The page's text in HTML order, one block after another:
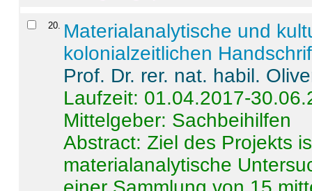
20
Materialanalytische und
kolonialzeitlichen
Prof. Dr. rer. nat. habil.
Laufzeit: 01.04.2017-
Mittelgeber: Sachbeihilfen
Abstract:Ziel des Projekts
materialanalytische